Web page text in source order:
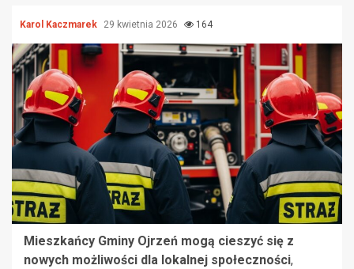
Karol Kaczmarek 29 kwietnia 2026 164
Mieszkańcy Gminy Ojrzeń mogą cieszyć się z
nowych możliwości dla lokalnej społeczności,